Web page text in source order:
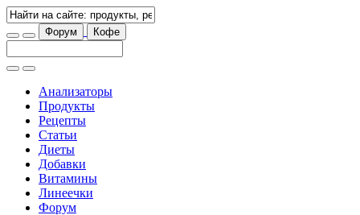
Форум Кофе
Анализаторы
Продукты
Рецепты
Статьи
Диеты
Добавки
Витамины
Линеечки
Форум